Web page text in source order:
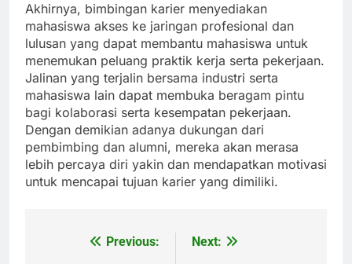
Akhirnya, bimbingan karier menyediakan
mahasiswa akses ke jaringan profesional dan
lulusan yang dapat membantu mahasiswa untuk
menemukan peluang praktik kerja serta pekerjaan.
Jalinan yang terjalin bersama industri serta
mahasiswa lain dapat membuka beragam pintu
bagi kolaborasi serta kesempatan pekerjaan.
Dengan demikian adanya dukungan dari
pembimbing dan alumni, mereka akan merasa
lebih percaya diri yakin dan mendapatkan motivasi
untuk mencapai tujuan karier yang dimiliki.
Previous:
Next: